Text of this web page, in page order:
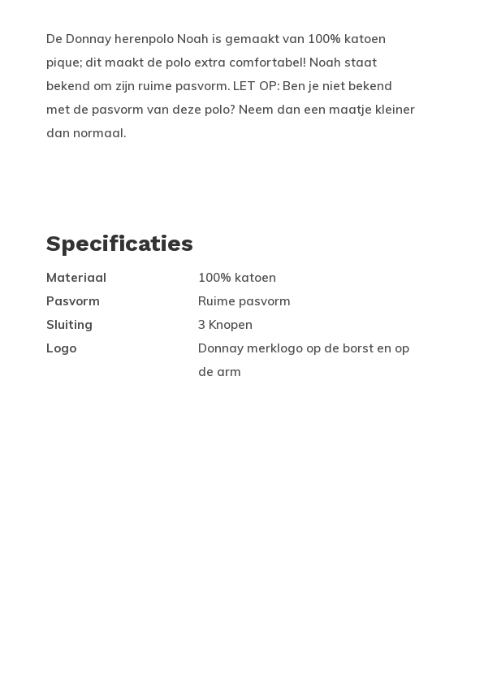
De Donnay herenpolo Noah is gemaakt van 100% katoen
pique; dit maakt de polo extra comfortabel! Noah staat
bekend om zijn ruime pasvorm. LET OP: Ben je niet bekend
met de pasvorm van deze polo? Neem dan een maatje kleiner
dan normaal.
Specificaties
Materiaal
100% katoen
Pasvorm
Ruime pasvorm
Sluiting
3 Knopen
Logo
Donnay merklogo op de borst en op
de arm